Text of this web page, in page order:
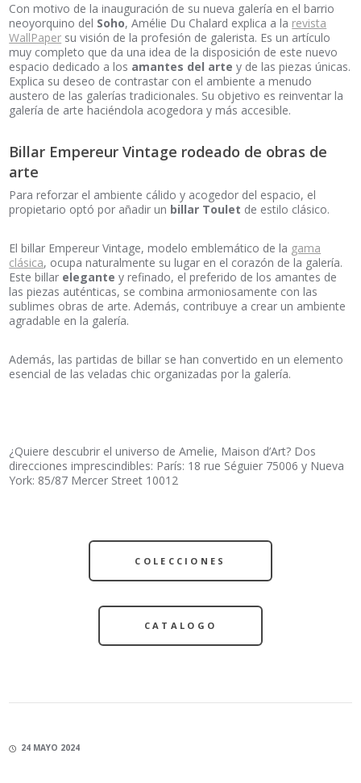
Con motivo de la inauguración de su nueva galería en el barrio
neoyorquino del Soho, Amélie Du Chalard explica a la revista
WallPaper su visión de la profesión de galerista. Es un artículo
muy completo que da una idea de la disposición de este nuevo
espacio dedicado a los amantes del arte y de las piezas únicas.
Explica su deseo de contrastar con el ambiente a menudo
austero de las galerías tradicionales. Su objetivo es reinventar la
galería de arte haciéndola acogedora y más accesible.
Billar Empereur Vintage rodeado de obras de
arte
Para reforzar el ambiente cálido y acogedor del espacio, el
propietario optó por añadir un billar Toulet de estilo clásico.
El billar Empereur Vintage, modelo emblemático de la gama
clásica, ocupa naturalmente su lugar en el corazón de la galería.
Este billar elegante y refinado, el preferido de los amantes de
las piezas auténticas, se combina armoniosamente con las
sublimes obras de arte. Además, contribuye a crear un ambiente
agradable en la galería.
Además, las partidas de billar se han convertido en un elemento
esencial de las veladas chic organizadas por la galería.
¿Quiere descubrir el universo de Amelie, Maison d’Art? Dos
direcciones imprescindibles: París: 18 rue Séguier 75006 y Nueva
York: 85/87 Mercer Street 10012
COLECCIONES
CATALOGO
24 MAYO 2024